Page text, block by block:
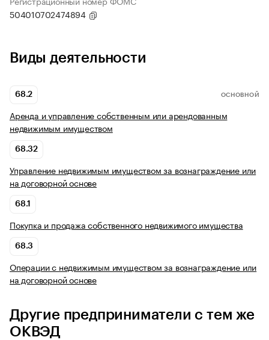
504010702474894
Виды деятельности
68.2 ОСНОВНОЙ
Аренда и управление собственным или арендованным
недвижимым имуществом
68.32
Управление недвижимым имуществом за вознаграждение или
на договорной основе
68.1
Покупка и продажа собственного недвижимого имущества
68.3
Операции с недвижимым имуществом за вознаграждение или
на договорной основе
Другие предприниматели с тем же
ОКВЭД